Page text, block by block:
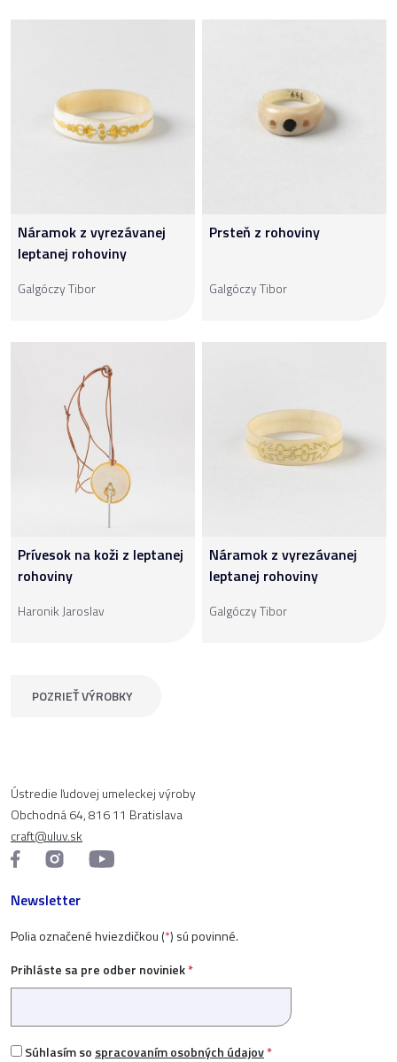
Náramok z vyrezávanej
leptanej rohoviny
Galgóczy Tibor
Prsteň z rohoviny
Galgóczy Tibor
Prívesok na koži z leptanej
rohoviny
Haronik Jaroslav
Náramok z vyrezávanej
leptanej rohoviny
Galgóczy Tibor
POZRIEŤ VÝROBKY
Ústredie ľudovej umeleckej výroby
Obchodná 64, 816 11 Bratislava
craft@uluv.sk
Newsletter
Polia označené hviezdičkou (*) sú povinné.
Prihláste sa pre odber noviniek*
Súhlasím so spracovaním osobných údajov*